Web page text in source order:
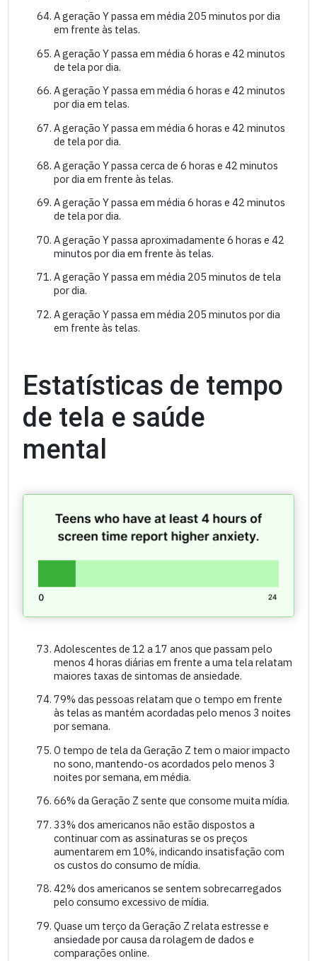
A geração Y passa em média 205 minutos por dia
em frente às telas.
A geração Y passa em média 6 horas e 42 minutos
de tela por dia.
A geração Y passa em média 6 horas e 42 minutos
por dia em telas.
A geração Y passa em média 6 horas e 42 minutos
de tela por dia.
A geração Y passa cerca de 6 horas e 42 minutos
por dia em frente às telas.
A geração Y passa em média 6 horas e 42 minutos
de tela por dia.
A geração Y passa aproximadamente 6 horas e 42
minutos por dia em frente às telas.
A geração Y passa em média 205 minutos de tela
por dia.
A geração Y passa em média 205 minutos por dia
em frente às telas.
Estatísticas de tempo
de tela e saúde
mental
Adolescentes de 12 a 17 anos que passam pelo
menos 4 horas diárias em frente a uma tela relatam
maiores taxas de sintomas de ansiedade.
79% das pessoas relatam que o tempo em frente
às telas as mantém acordadas pelo menos 3 noites
por semana.
O tempo de tela da Geração Z tem o maior impacto
no sono, mantendo-os acordados pelo menos 3
noites por semana, em média.
66% da Geração Z sente que consome muita mídia.
33% dos americanos não estão dispostos a
continuar com as assinaturas se os preços
aumentarem em 10%, indicando insatisfação com
os custos do consumo de mídia.
42% dos americanos se sentem sobrecarregados
pelo consumo excessivo de mídia.
Quase um terço da Geração Z relata estresse e
ansiedade por causa da rolagem de dados e
comparações online.